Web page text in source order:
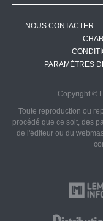
NOUS CONTACTER
PARAMÈTRES
Copyright ©
Toute reproduction ou
procédé que ce soit, des
de l'éditeur ou du